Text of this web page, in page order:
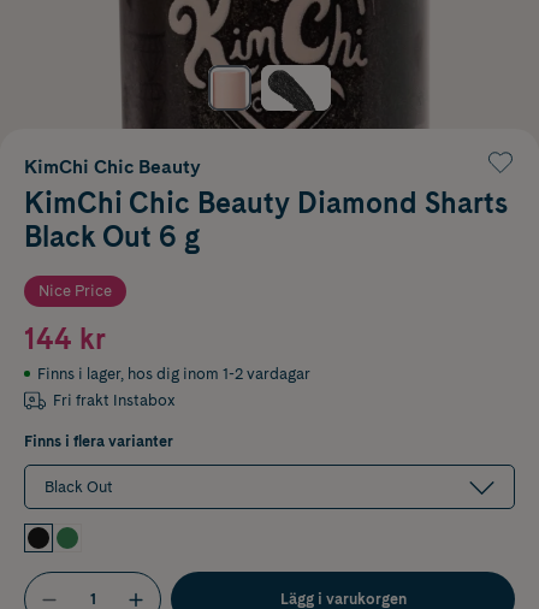
KimChi Chic Beauty
KimChi Chic Beauty Diamond Sharts
Black Out 6 g
Nice Price
144 kr
Finns i lager, hos dig inom 1-2 vardagar
Fri frakt Instabox
Finns i flera varianter
Black Out
Lägg i varukorgen